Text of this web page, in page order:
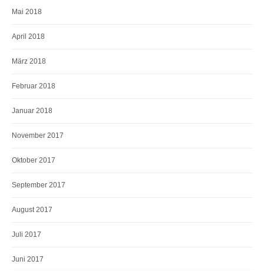
Mai 2018
April 2018
März 2018
Februar 2018
Januar 2018
November 2017
Oktober 2017
September 2017
August 2017
Juli 2017
Juni 2017